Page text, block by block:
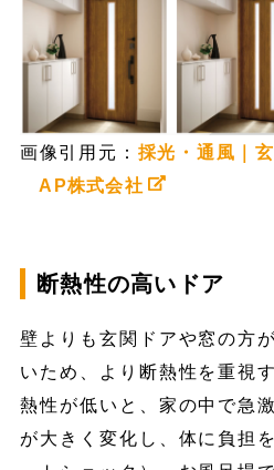
画像引用元： 採光・通風｜
AP株式会社
断熱性の高いドア
壁よりも玄関ドアや窓の方
いため、より断熱性を重視
熱性が低いと、家の中で急
が大きく変化し、体に負担